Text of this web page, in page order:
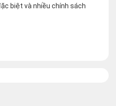
biệt và nhiều chính sách